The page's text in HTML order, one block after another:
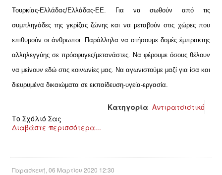
ΛΟΓΟΤΕΧΝΊΑ / ΤΈΧΝΗ
ΜΟΥΣΙΚΉ
ΚΙΝΗΜΑΤΟΓΡΆΦΟΣ
Τουρκίας-Ελλάδας/Ελλάδας-ΕΕ. Για να σωθούν από τις
συμπληγάδες της γκρίζας ζώνης και να μεταβούν στις χώρες που
επιθυμούν οι άνθρωποι. Παράλληλα να στήσουμε δομές έμπρακτης
αλληλεγγύης σε πρόσφυγες/μετανάστες. Να φέρουμε όσους θέλουν
να μείνουν εδώ στις κοινωνίες μας. Να αγωνιστούμε μαζί για ίσα και
διευρυμένα δικαιώματα σε εκπαίδευση-υγεία-εργασία.
Κατηγορία Αντιρατσιστικό
Το Σχόλιό Σας
Διαβάστε περισσότερα...
Παρασκευή, 06 Μαρτίου 2020 12:30